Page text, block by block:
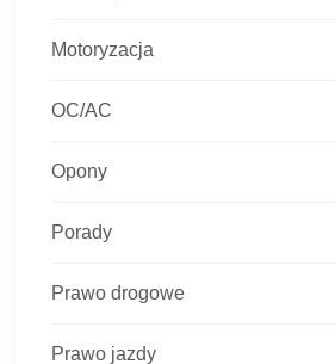
Motoryzacja
OC/AC
Opony
Porady
Prawo drogowe
Prawo jazdy